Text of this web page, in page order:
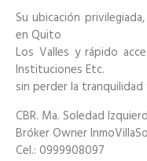
Su ubicación
en Quito
Los Valles y rápido
Instituciones Etc.
sin perder la
CBR. Ma. Soledad
Bróker Owner
Cel.: 0999908097